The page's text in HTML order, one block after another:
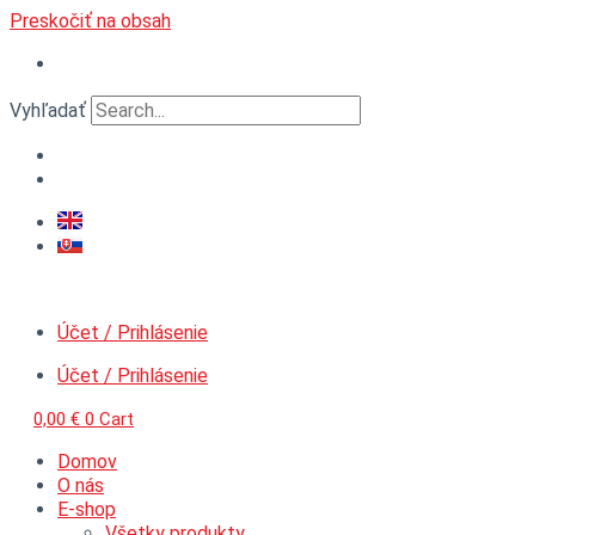
Preskočiť na obsah
Vyhľadať
Účet / Prihlásenie
Účet / Prihlásenie
0,00 € 0 Cart
Domov
O nás
E-shop